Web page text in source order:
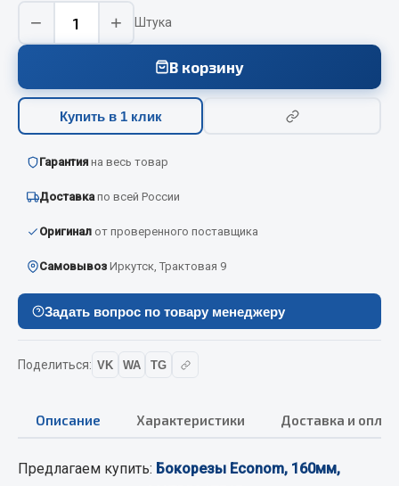
Показать ещё
Смазочные материалы
Масла
Охладжающие жидкости
МЕТИЗЫ
Пресс-масленки
Пружины
− + Штука
В корзину
Купить в 1 клик
Гарантия на весь товар
Доставкапо всей России
Оригинал от проверенного поставщика
Самовывоз Иркутск, Трактовая 9
Задать вопрос по товару менеджеру
Поделиться: VK WA TG
Описание Характеристики Доставка и
Предлагаем купить: Бокорезы Econom, 160мм,